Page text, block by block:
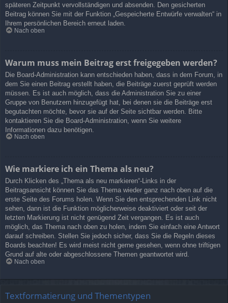
späteren Zeitpunkt vervollständigen und absenden. Den gesicherten
Beitrag können Sie mit der Funktion „Gespeicherte Entwürfe verwalten“ in
Ihrem persönlichen Bereich erneut laden.
Nach oben
Warum muss mein Beitrag erst freigegeben werden?
Die Board-Administration kann entschieden haben, dass in dem Forum, in
dem Sie einen Beitrag erstellt haben, die Beiträge zuerst geprüft werden
müssen. Es ist auch möglich, dass die Administration Sie zu einer
Gruppe von Benutzern hinzugefügt hat, bei denen sie die Beiträge erst
begutachten möchte, bevor sie auf der Seite sichtbar werden. Bitte
kontaktieren Sie die Board-Administration, wenn Sie weitere
Informationen dazu benötigen.
Nach oben
Wie markiere ich ein Thema als neu?
Durch Klicken des „Thema als neu markieren“-Links in der
Beitragsansicht können Sie das Thema wieder ganz nach oben auf die
erste Seite des Forums holen. Wenn Sie den entsprechenden Link nicht
sehen, dann ist die Funktion möglicherweise deaktiviert oder seit der
letzten Markierung ist nicht genügend Zeit vergangen. Es ist auch
möglich, das Thema nach oben zu holen, indem Sie einfach eine Antwort
darauf schreiben. Stellen Sie jedoch sicher, dass Sie die Regeln dieses
Boards beachten! Es wird meist nicht gerne gesehen, wenn ohne triftigen
Grund auf alte oder abgeschlossene Themen geantwortet wird.
Nach oben
Textformatierung und Thementypen